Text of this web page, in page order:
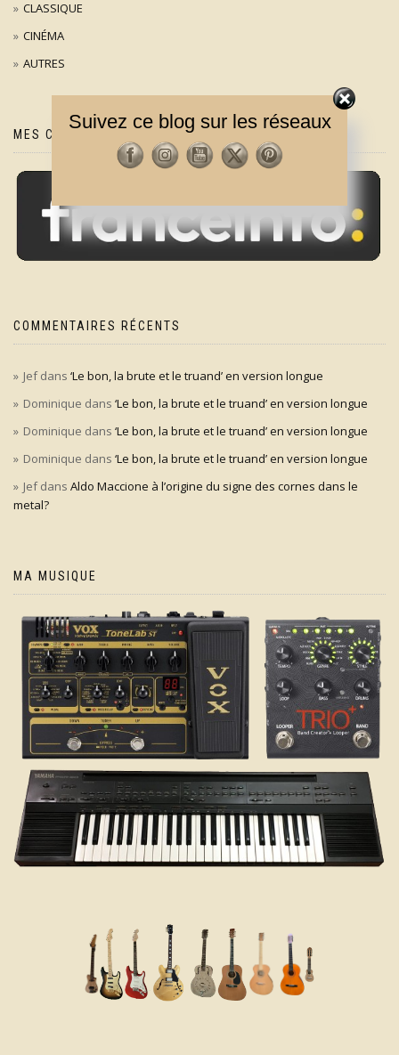
CLASSIQUE
CINÉMA
AUTRES
MES CHRONIQUES SUR
COMMENTAIRES RÉCENTS
Jefdans ‘Le bon, la brute et le truand’ en version longue
Dominique dans ‘Le bon, la brute et le truand’ en version longue
Dominique dans ‘Le bon, la brute et le truand’ en version longue
Dominique dans ‘Le bon, la brute et le truand’ en version longue
Jefdans Aldo Maccione à l’origine du signe des cornes dans le
metal?
MA MUSIQUE
Suivez ce blog sur les réseaux